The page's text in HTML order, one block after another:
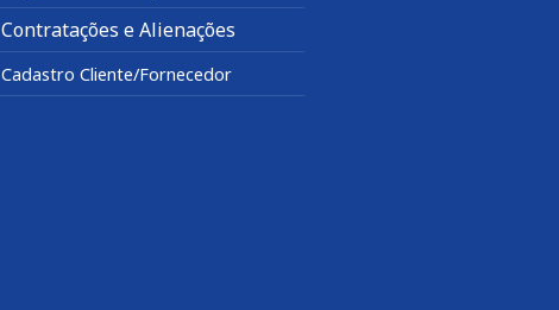
Contratações e Alienações
Cadastro Cliente/Fornecedor